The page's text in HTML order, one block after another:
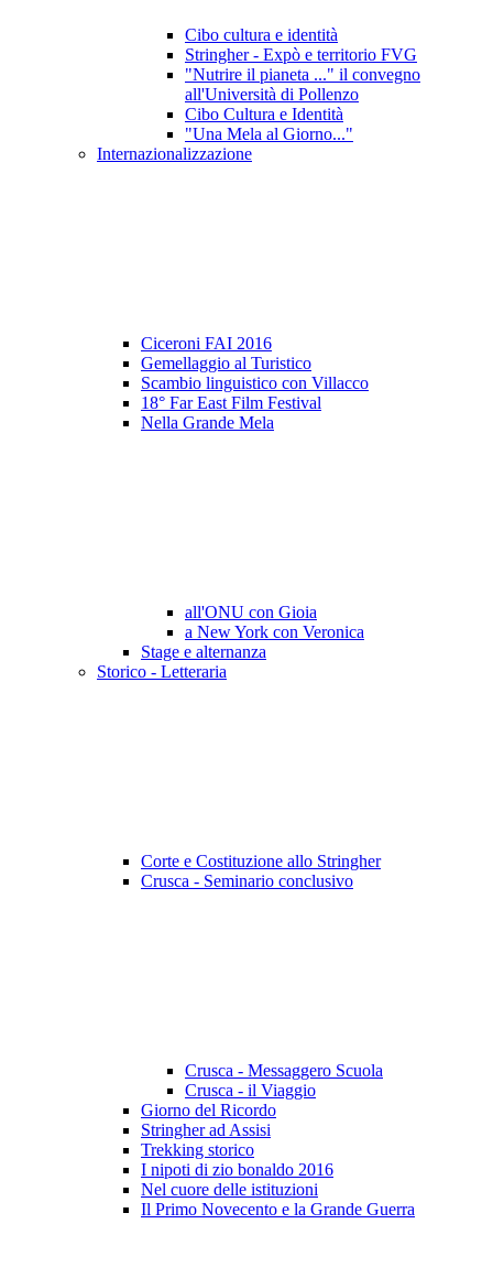
Cibo cultura e identità
Stringher - Expò e territorio FVG
"Nutrire il pianeta ..." il convegno
all'Università di Pollenzo
Cibo Cultura e Identità
"Una Mela al Giorno..."
Internazionalizzazione
Ciceroni FAI 2016
Gemellaggio al Turistico
Scambio linguistico con Villacco
18° Far East Film Festival
Nella Grande Mela
all'ONU con Gioia
a New York con Veronica
Stage e alternanza
Storico - Letteraria
Corte e Costituzione allo Stringher
Crusca - Seminario conclusivo
Crusca - Messaggero Scuola
Crusca - il Viaggio
Giorno del Ricordo
Stringher ad Assisi
Trekking storico
I nipoti di zio bonaldo 2016
Nel cuore delle istituzioni
Il Primo Novecento e la Grande Guerra